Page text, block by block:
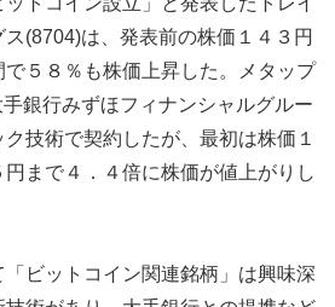
(8704)は、発表前の株価１４３円
５８％も株価上昇した。メタップ
銀行みずほフィナンシャルグルー
技術で契約したが、最初は株価１
まで４．４倍に株価が値上がりし
ビットコイン関連銘柄」は興味深